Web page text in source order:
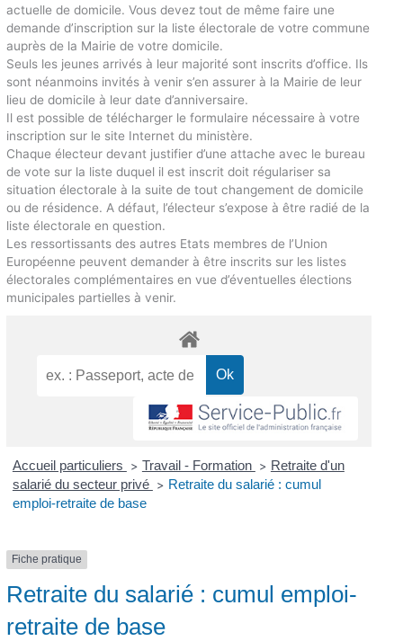
actuelle de domicile. Vous devez tout de même faire une
demande d’inscription sur la liste électorale de votre commune
auprès de la Mairie de votre domicile.
Seuls les jeunes arrivés à leur majorité sont inscrits d’office. Ils
sont néanmoins invités à venir s’en assurer à la Mairie de leur
lieu de domicile à leur date d’anniversaire.
Il est possible de télécharger le formulaire nécessaire à votre
inscription sur le site Internet du ministère.
Chaque électeur devant justifier d’une attache avec le bureau
de vote sur la liste duquel il est inscrit doit régulariser sa
situation électorale à la suite de tout changement de domicile
ou de résidence. A défaut, l’électeur s’expose à être radié de la
liste électorale en question.
Les ressortissants des autres Etats membres de l’Union
Européenne peuvent demander à être inscrits sur les listes
électorales complémentaires en vue d’éventuelles élections
municipales partielles à venir.
Accueil particuliers > Travail - Formation > Retraite d'un
salarié du secteur privé > Retraite du salarié : cumul
emploi-retraite de base
Fiche pratique
Retraite du salarié : cumul emploi-
retraite de base